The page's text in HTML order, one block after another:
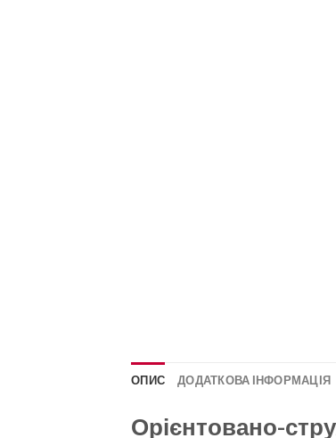
ОПИС ДОДАТКОВА ІНФОРМАЦІЯ
Орієнтовано-